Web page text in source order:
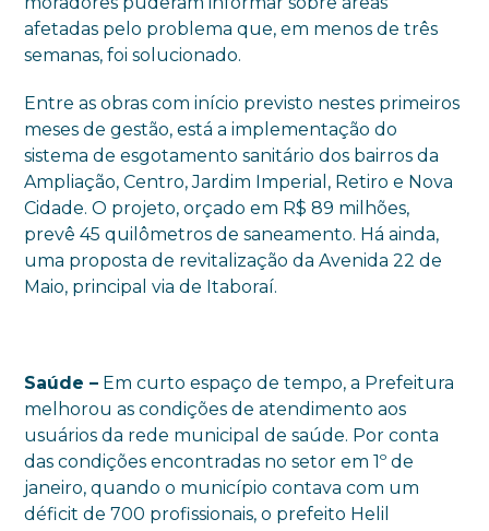
afetadas pelo problema que, em menos de três
semanas, foi solucionado.
Entre as obras com início previsto nestes primeiros
meses de gestão, está a implementação do
sistema de esgotamento sanitário dos bairros da
Ampliação, Centro, Jardim Imperial, Retiro e Nova
Cidade. O projeto, orçado em R$ 89 milhões,
prevê 45 quilômetros de saneamento. Há ainda,
uma proposta de revitalização da Avenida 22 de
Maio, principal via de Itaboraí.
Saúde – Em curto espaço de tempo, a Prefeitura
melhorou as condições de atendimento aos
usuários da rede municipal de saúde. Por conta
das condições encontradas no setor em 1º de
janeiro, quando o município contava com um
déficit de 700 profissionais, o prefeito Helil